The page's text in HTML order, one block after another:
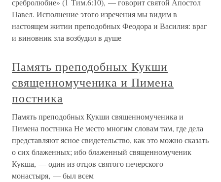
сребролюбие» (1 Тим.6:10), — говорит святой Апостол
Павел. Исполнение этого изречения мы видим в
настоящем житии преподобных Феодора и Василия: враг
и виновник зла возбудил в душе
Память преподобных Кукши
священномученика и Пимена
постника
Память преподобных Кукши священномученика и
Пимена постника Не место многим словам там, где дела
представляют ясное свидетельство, как это можно сказать
о сих блаженных; ибо блаженный священномученик
Кукша, — один из отцов святого печерского
монастыря, — был всем